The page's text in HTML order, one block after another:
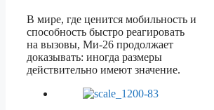
В мире, где ценится мобильность и
способность быстро реагировать
на вызовы, Ми-26 продолжает
доказывать: иногда размеры
действительно имеют значение.